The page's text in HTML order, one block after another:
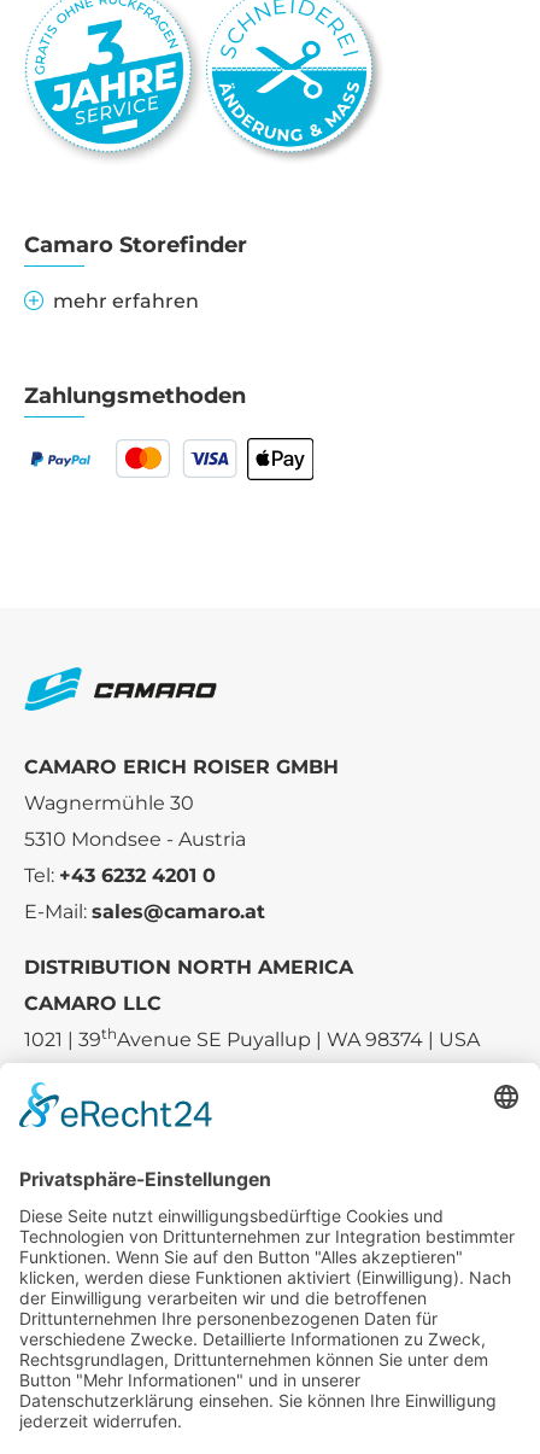
Camaro Storefinder
mehr erfahren
Zahlungsmethoden
CAMARO ERICH ROISER GMBH
Wagnermühle 30
5310 Mondsee - Austria
Tel: +43 6232 4201 0
E-Mail: sales@camaro.at
DISTRIBUTION NORTH AMERICA
CAMARO LLC
1021 | 39thAvenue SE Puyallup | WA 98374 | USA
Tel.:+1 253-867-57 35
Unternehmen
Service
Media
© 2026 - Camaro Erich Roiser GmbH